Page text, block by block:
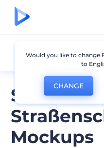
Stilvolle
Mockups
Schild Mockup
Would you like to change
to
CHANGE